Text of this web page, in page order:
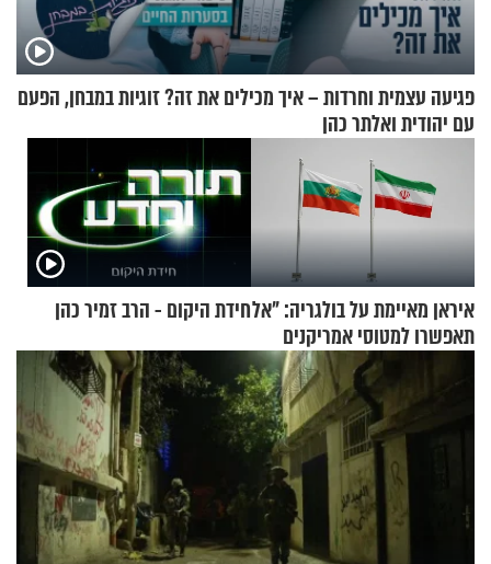
פגיעה עצמית וחרדות – איך מכילים את זה? זוגיות במבחן, הפעם
עם יהודית ואלתר כהן
איראן מאיימת על בולגריה: "אל
תאפשרו למטוסי אמריקנים
להמריא מהשטח שלכם"
חידת היקום - הרב זמיר כהן